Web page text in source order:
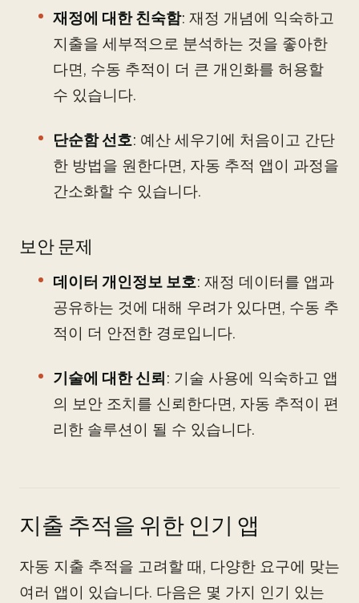
재정에 대한 친숙함: 재정 개념에 익숙하고
지출을 세부적으로 분석하는 것을 좋아한
다면, 수동 추적이 더 큰 개인화를 허용할
수 있습니다.
단순함 선호: 예산 세우기에 처음이고 간단
한 방법을 원한다면, 자동 추적 앱이 과정을
간소화할 수 있습니다.
보안 문제
데이터 개인정보 보호: 재정 데이터를 앱과
공유하는 것에 대해 우려가 있다면, 수동 추
적이 더 안전한 경로입니다.
기술에 대한 신뢰: 기술 사용에 익숙하고 앱
의 보안 조치를 신뢰한다면, 자동 추적이 편
리한 솔루션이 될 수 있습니다.
지출 추적을 위한 인기 앱
자동 지출 추적을 고려할 때, 다양한 요구에 맞는
여러 앱이 있습니다. 다음은 몇 가지 인기 있는